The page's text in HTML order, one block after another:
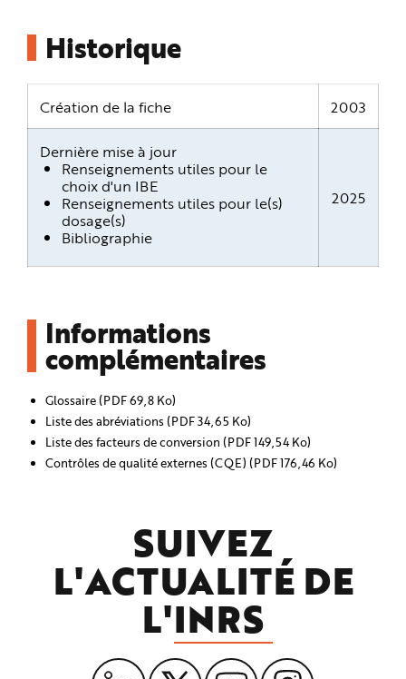
Historique
Création de la fiche 2003
Dernière mise à jour
Renseignements utiles pour le
choix d'un IBE
Renseignements utiles pour le(s)
dosage(s)
Bibliographie
2025
Informations
complémentaires
Glossaire (PDF 69,8 Ko)
Liste des abréviations (PDF 34,65 Ko)
Liste des facteurs de conversion (PDF 149,54 Ko)
Contrôles de qualité externes (CQE) (PDF 176,46 Ko)
SUIVEZ
L'ACTUALITÉ DE
L'INRS